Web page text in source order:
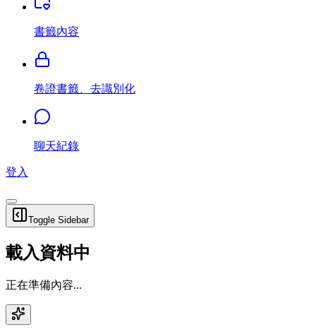
書籤內容
卷證書籤、去識別化
聊天紀錄
登入
Toggle Sidebar
載入資料中
正在準備內容...